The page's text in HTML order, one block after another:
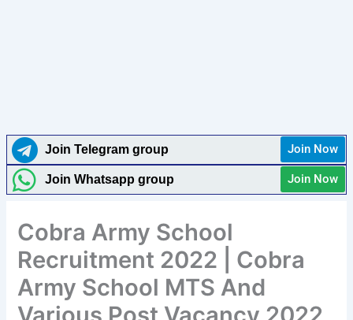
Join Telegram group Join Now
Join Whatsapp group Join Now
Cobra Army School
Recruitment 2022 | Cobra
Army School MTS And